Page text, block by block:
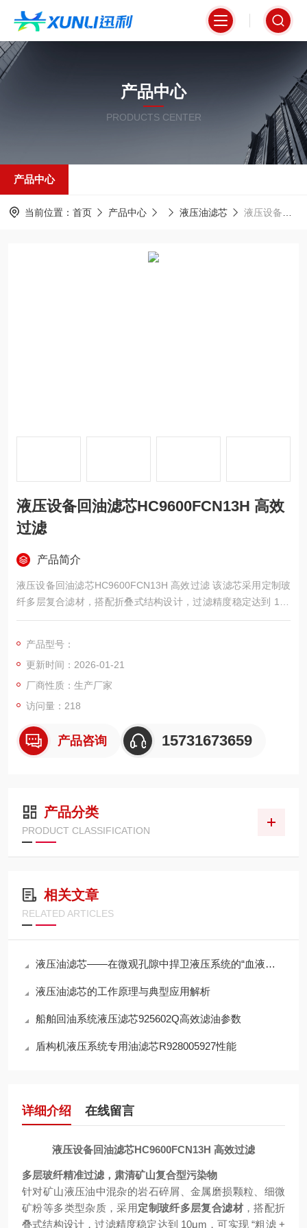
产品中心
PRODUCTS CENTER
产品中心
当前位置： 首页 产品中心 液压油滤芯 液压设备回油滤芯HC9600FCN13H 高效过滤
液压设备回油滤芯HC9600FCN13H 高效
过滤
产品简介
液压设备回油滤芯HC9600FCN13H 高效过滤 该滤芯采用定制玻
纤多层复合滤材，搭配折叠式结构设计，过滤精度稳定达到 10μ
m，过滤效率优异，可实现 “粗滤 + 精滤" 的双重拦截效果：外层
击划伤内层精密滤材；内层致密玻纤结构则能精准吸附 10μm 的
细微金属磨粒与矿粉，确保回油管路中的污染物被拦截，将液压
油清洁度维持在优质水平
产品型号：
更新时间：2026-01-21
厂商性质：生产厂家
访问量：218
产品咨询 15731673659
产品分类
PRODUCT CLASSIFICATION
相关文章
RELATED ARTICLES
液压油滤芯——在微观孔隙中捍卫液压系统的“血液纯净”
液压油滤芯的工作原理与典型应用解析
船舶回油系统液压滤芯925602Q高效滤油参数
盾构机液压系统专用油滤芯R928005927性能
详细介绍 在线留言
液压设备回油滤芯HC9600FCN13H 高效过滤
多层玻纤精准过滤，肃清矿山复合型污染物
针对矿山液压油中混杂的岩石碎屑、金属磨损颗粒、细微
矿粉等多类型杂质，采用定制玻纤多层复合滤材，搭配折
叠式结构设计，过滤精度稳定达到 10μm，可实现 “粗滤 +